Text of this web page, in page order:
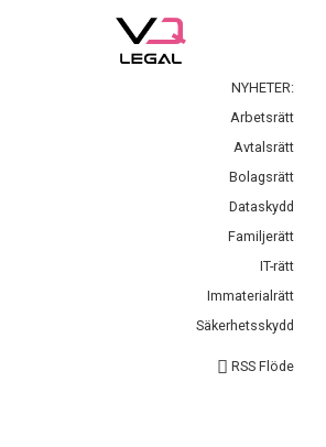
NYHETER:
Arbetsrätt
Avtalsrätt
Bolagsrätt
Dataskydd
Familjerätt
IT-rätt
Immaterialrätt
Säkerhetsskydd
RSS Flöde